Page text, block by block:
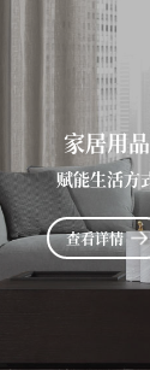
家居用品
赋能生活方
查看详情